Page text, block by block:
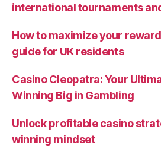
international tournaments
How to maximize your
guide for UK residents
Casino Cleopatra: Your
Winning Big in Gambling
Unlock profitable casino
winning mindset